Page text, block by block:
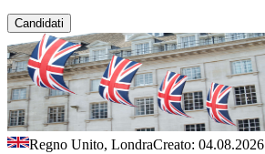
Candidati
Regno Unito, LondraCreato: 04.08.2026